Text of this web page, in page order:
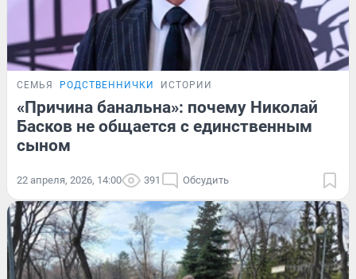
СЕМЬЯ РОДСТВЕННИЧКИ ИСТОРИИ
«Причина банальна»: почему Николай
Басков не общается с единственным
сыном
22 апреля, 2026, 14:00 391 Обсудить